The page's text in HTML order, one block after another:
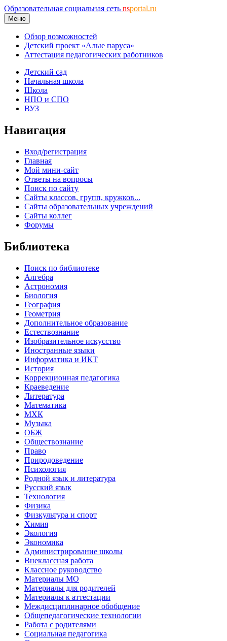
Образовательная социальная сеть nsportal.ru
Меню
Обзор возможностей
Детский проект «Алые паруса»
Аттестация педагогических работников
Детский сад
Начальная школа
Школа
НПО и СПО
ВУЗ
Навигация
Вход/регистрация
Главная
Мой мини-сайт
Ответы на вопросы
Поиск по сайту
Сайты классов, групп, кружков...
Сайты образовательных учреждений
Сайты коллег
Форумы
Библиотека
Поиск по библиотеке
Алгебра
Астрономия
Биология
География
Геометрия
Дополнительное образование
Естествознание
Изобразительное искусство
Иностранные языки
Информатика и ИКТ
История
Коррекционная педагогика
Краеведение
Литература
Математика
МХК
Музыка
ОБЖ
Обществознание
Право
Природоведение
Психология
Родной язык и литература
Русский язык
Технология
Физика
Физкультура и спорт
Химия
Экология
Экономика
Администрирование школы
Внеклассная работа
Классное руководство
Материалы МО
Материалы для родителей
Материалы к аттестации
Междисциплинарное обобщение
Общепедагогические технологии
Работа с родителями
Социальная педагогика